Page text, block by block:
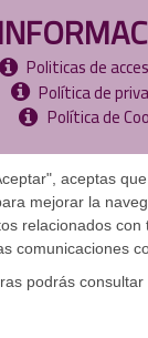
Politicas de
Política de
Política de
Copyright
aceptas
mejorar la
relacionados
comunicaciones
podrás consultar